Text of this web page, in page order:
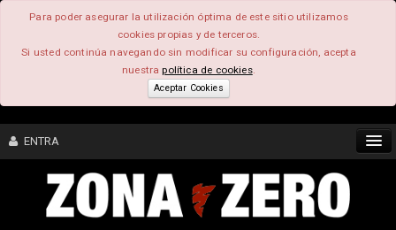
Para poder asegurar la utilización óptima de este sitio utilizamos
cookies propias y de terceros.
Si usted continúa navegando sin modificar su configuración, acepta
nuestrapolítica de cookies.
Aceptar Cookies
ENTRA
CONTENIDO